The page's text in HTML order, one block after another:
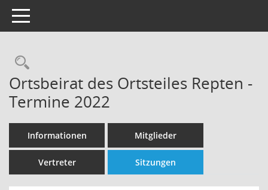
Toggle navigation
Rechercheauswahl
Ortsbeirat des Ortsteiles Repten -
Termine 2022
Informationen Mitglieder
Vertreter Sitzungen